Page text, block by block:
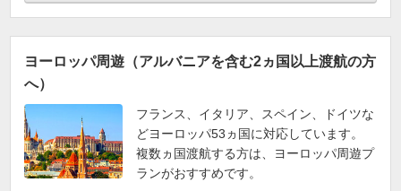
ヨーロッパ周遊（アルバニアを含む2ヵ国以上渡航の方
へ）
フランス、イタリア、スペイン、ドイツな
どヨーロッパ53ヵ国に対応しています。
複数ヵ国渡航する方は、ヨーロッパ周遊プ
ランがおすすめです。